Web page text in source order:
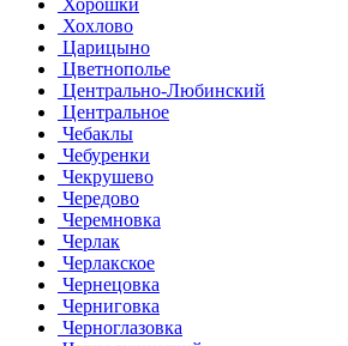
Хорошки
Хохлово
Царицыно
Цветнополье
Центрально-Любинский
Центральное
Чебаклы
Чебуренки
Чекрушево
Чередово
Черемновка
Черлак
Черлакское
Чернецовка
Черниговка
Черноглазовка